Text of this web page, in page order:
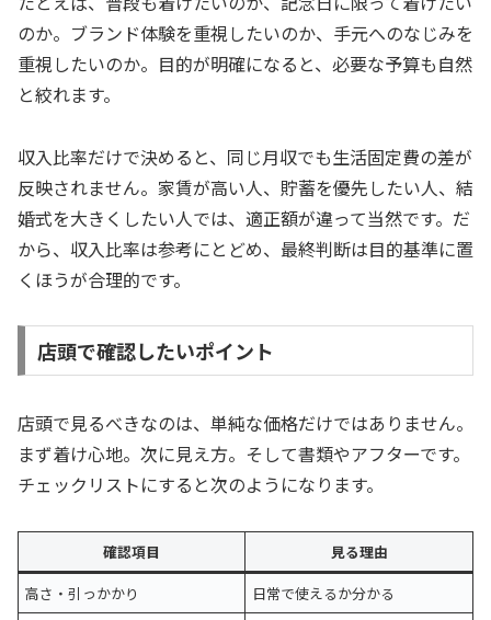
のか。ブランド体験を重視したいのか、手元へのなじみを
重視したいのか。目的が明確になると、必要な予算も自然
と絞れます。
収入比率だけで決めると、同じ月収でも生活固定費の差が
反映されません。家賃が高い人、貯蓄を優先したい人、結
婚式を大きくしたい人では、適正額が違って当然です。だ
から、収入比率は参考にとどめ、最終判断は目的基準に置
くほうが合理的です。
店頭で確認したいポイント
店頭で見るべきなのは、単純な価格だけではありません。
まず着け心地。次に見え方。そして書類やアフターです。
チェックリストにすると次のようになります。
確認項目
見る理由
高さ・引っかかり
日常で使えるか分かる